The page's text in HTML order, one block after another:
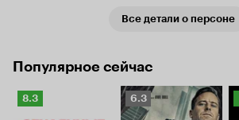
Все детали о персоне
Популярное сейчас
Рейтинг
8.3
Рейтинг
Кинопоиска
6.3